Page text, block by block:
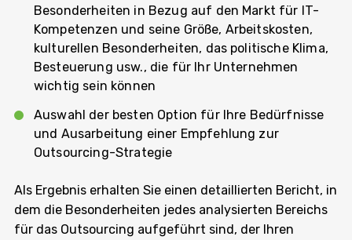
Besonderheiten in Bezug auf den Markt für IT-
Kompetenzen und seine Größe, Arbeitskosten,
kulturellen Besonderheiten, das politische Klima,
Besteuerung usw., die für Ihr Unternehmen
wichtig sein können
Auswahl der besten Option für Ihre Bedürfnisse
und Ausarbeitung einer Empfehlung zur
Outsourcing-Strategie
Als Ergebnis erhalten Sie einen detaillierten Bericht, in
dem die Besonderheiten jedes analysierten Bereichs
für das Outsourcing aufgeführt sind, der Ihren